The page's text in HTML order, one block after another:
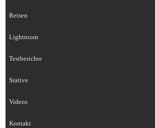
Reisen
Lightroom
Testberichte
Stative
Videos
Kontakt